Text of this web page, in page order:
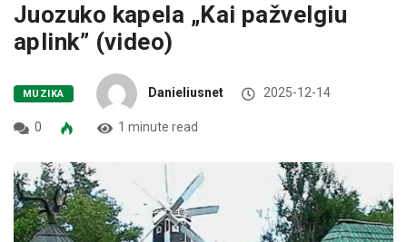
Juozuko kapela „Kai pažvelgiu
aplink” (video)
MUZIKA Danieliusnet 2025-12-14
0 1 minute read